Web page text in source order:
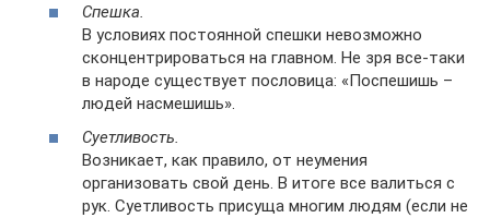
Спешка.
В условиях постоянной спешки невозможно
сконцентрироваться на главном. Не зря все-таки
в народе существует пословица: «Поспешишь –
людей насмешишь».
Суетливость.
Возникает, как правило, от неумения
организовать свой день. В итоге все валиться с
рук. Суетливость присуща многим людям (если не